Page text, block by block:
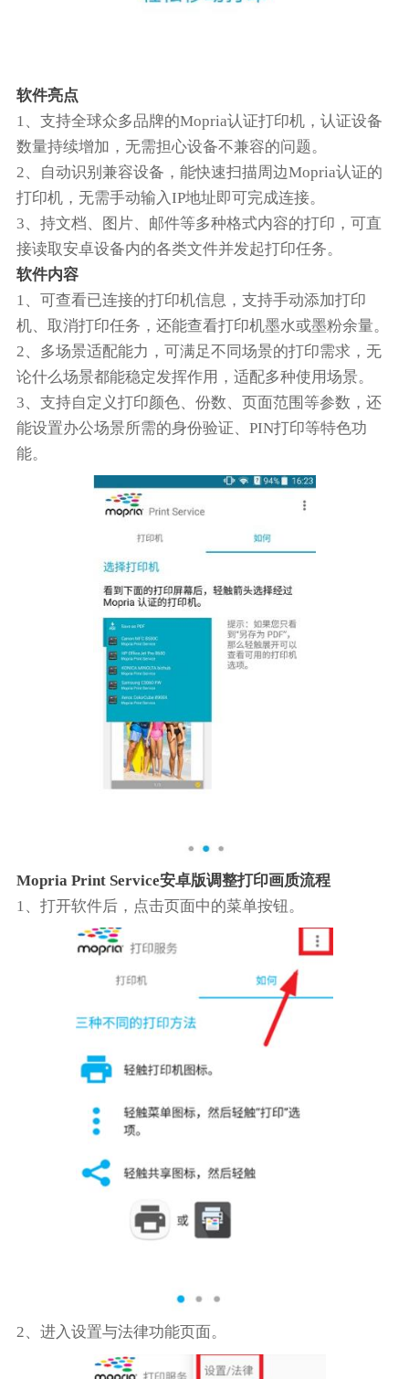
软件亮点
1、支持全球众多品牌的Mopria认证打印机，认证设备
数量持续增加，无需担心设备不兼容的问题。
2、自动识别兼容设备，能快速扫描周边Mopria认证的
打印机，无需手动输入IP地址即可完成连接。
3、持文档、图片、邮件等多种格式内容的打印，可直
接读取安卓设备内的各类文件并发起打印任务。
软件内容
1、可查看已连接的打印机信息，支持手动添加打印
机、取消打印任务，还能查看打印机墨水或墨粉余量。
2、多场景适配能力，可满足不同场景的打印需求，无
论什么场景都能稳定发挥作用，适配多种使用场景。
3、支持自定义打印颜色、份数、页面范围等参数，还
能设置办公场景所需的身份验证、PIN打印等特色功
能。
Mopria Print Service安卓版调整打印画质流程
1、打开软件后，点击页面中的菜单按钮。
2、进入设置与法律功能页面。